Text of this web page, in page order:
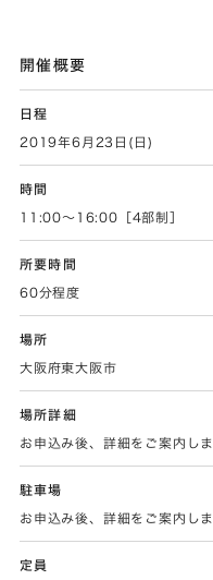
開催概要
日程
2019年6月23日(日)
時間
11:00～16:00［4部制］
所要時間
60分程度
場所
大阪府東大阪市
場所詳細
お申込み後、詳細をご案内しま
駐車場
お申込み後、詳細をご案内しま
定員